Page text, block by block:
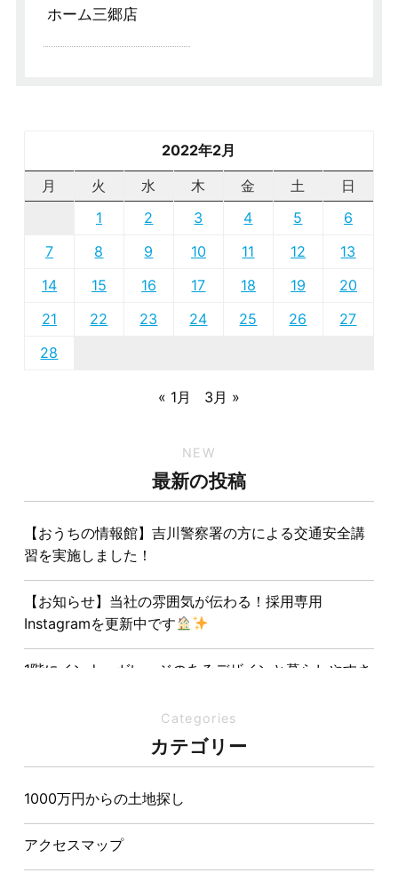
ホーム三郷店
2022年2月
月
火 水 木 金 土
日
1
2 3 4 5
6
7
8 9 10 11 12
13
14
15 16 17 18 19
20
21
22 23 24 25 26
27
28
« 1月 3月 »
NEW
最新の投稿
【おうちの情報館】吉川警察署の方による交通安全講
習を実施しました！
【お知らせ】当社の雰囲気が伝わる！採用専用
Instagramを更新中です
1階にインナーガレージのあるデザインと暮らしやすさ
夏の熱中症対策は家づくりから。屋根・壁・基礎の構
造が快適さをつくる理由
【埼玉県経営品質知事賞】大野知事へ受賞のご報告と
表敬訪問を行いました
Categories
カテゴリー
1000万円からの土地探し
アクセスマップ